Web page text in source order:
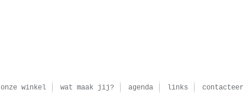
onze winkel wat maak jij? agenda links